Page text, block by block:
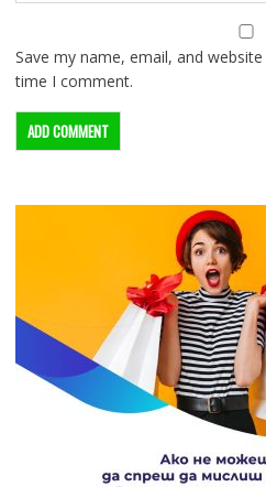
Save my name, email, and
time I comment.